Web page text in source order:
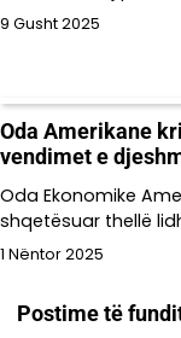
9 Gusht 2025
Oda Amerikane
vendimet e
Oda Ekonomike
shqetësuar thellë
1 Nëntor 2025
Postime të